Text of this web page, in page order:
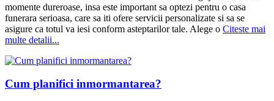
momente dureroase, insa este important sa optezi pentru o casa
funerara serioasa, care sa iti ofere servicii personalizate si sa se
asigure ca totul va iesi conform asteptarilor tale. Alege o Citeste mai
multe detalii...
Cum planifici inmormantarea?